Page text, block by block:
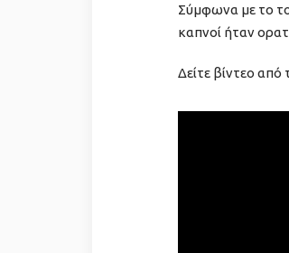
Σύμφωνα με το
καπνοί ήταν
Δείτε βίντεο από